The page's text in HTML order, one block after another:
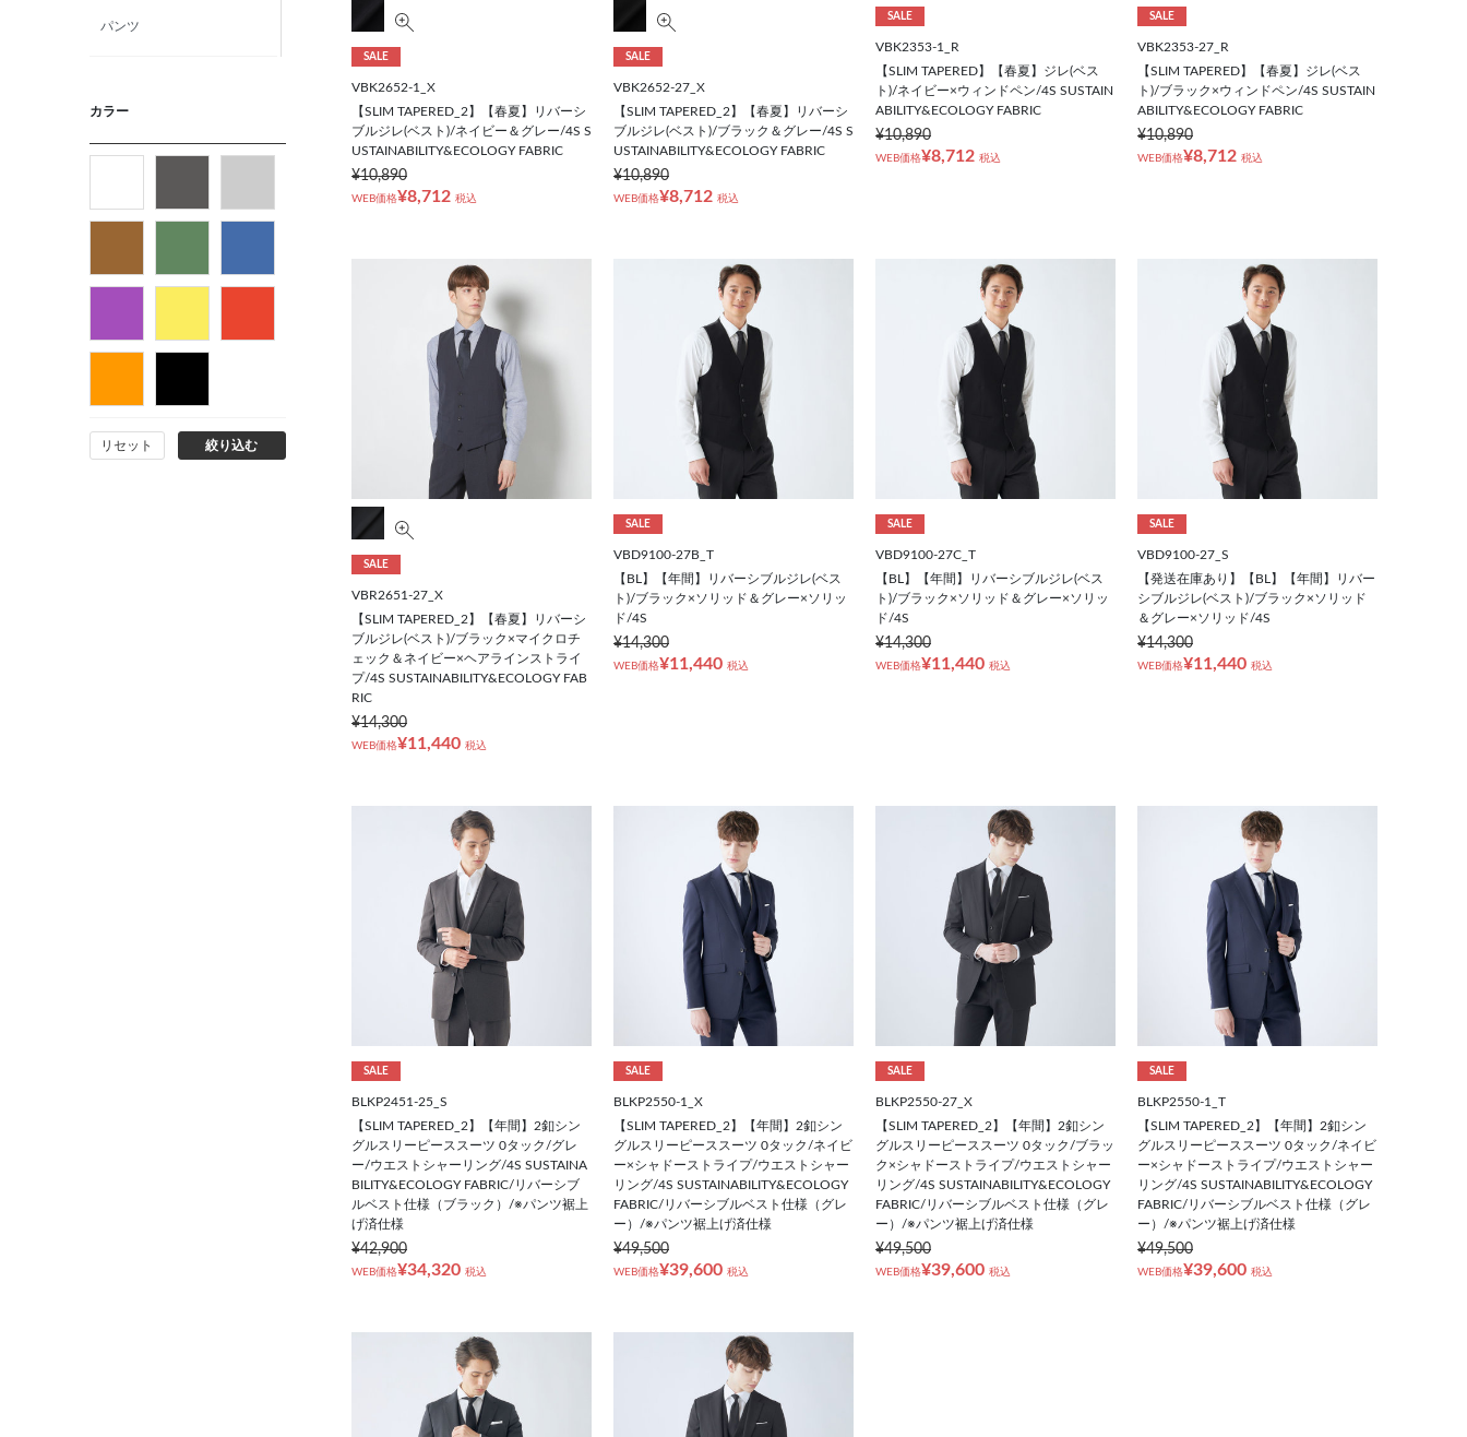
パンツ
カジュアルシャツ
フォーマルタイ
バッグ
カラー
リセット 絞り込む
SALE
VBK2652-1_X
【SLIM TAPERED_2】【春夏】リバーシ
ブルジレ(ベスト)/ネイビー＆グレー/4S S
USTAINABILITY&ECOLOGY FABRIC
¥10,890
WEB価格¥8,712 税込
SALE
VBK2652-27_X
【SLIM TAPERED_2】【春夏】リバーシ
ブルジレ(ベスト)/ブラック＆グレー/4S S
USTAINABILITY&ECOLOGY FABRIC
¥10,890
WEB価格¥8,712 税込
SALE
VBK2353-1_R
【SLIM TAPERED】【春夏】ジレ(ベス
ト)/ネイビー×ウィンドペン/4S SUSTAIN
ABILITY&ECOLOGY FABRIC
¥10,890
WEB価格¥8,712 税込
SALE
VBK2353-27_R
【SLIM TAPERED】【春夏】ジレ(ベス
ト)/ブラック×ウィンドペン/4S SUSTAIN
ABILITY&ECOLOGY FABRIC
¥10,890
WEB価格¥8,712 税込
SALE
VBR2651-27_X
【SLIM TAPERED_2】【春夏】リバーシ
ブルジレ(ベスト)/ブラック×マイクロチ
ェック＆ネイビー×ヘアラインストライ
プ/4S SUSTAINABILITY&ECOLOGY FAB
RIC
¥14,300
WEB価格¥11,440 税込
SALE
VBD9100-27B_T
【BL】【年間】リバーシブルジレ(ベス
ト)/ブラック×ソリッド＆グレー×ソリッ
ド/4S
¥14,300
WEB価格¥11,440 税込
SALE
VBD9100-27C_T
【BL】【年間】リバーシブルジレ(ベス
ト)/ブラック×ソリッド＆グレー×ソリッ
ド/4S
¥14,300
WEB価格¥11,440 税込
SALE
VBD9100-27_S
【発送在庫あり】【BL】【年間】リバー
シブルジレ(ベスト)/ブラック×ソリッド
＆グレー×ソリッド/4S
¥14,300
WEB価格¥11,440 税込
SALE
BLKP2451-25_S
【SLIM TAPERED_2】【年間】2釦シン
グルスリーピーススーツ 0タック/グレ
ー/ウエストシャーリング/4S SUSTAINA
BILITY&ECOLOGY FABRIC/リバーシブ
ルベスト仕様（ブラック）/※パンツ裾上
げ済仕様
¥42,900
WEB価格¥34,320 税込
SALE
BLKP2550-1_X
【SLIM TAPERED_2】【年間】2釦シン
グルスリーピーススーツ 0タック/ネイビ
ー×シャドーストライプ/ウエストシャー
リング/4S SUSTAINABILITY&ECOLOGY
FABRIC/リバーシブルベスト仕様（グレ
ー）/※パンツ裾上げ済仕様
¥49,500
WEB価格¥39,600 税込
SALE
BLKP2550-27_X
【SLIM TAPERED_2】【年間】2釦シン
グルスリーピーススーツ 0タック/ブラッ
ク×シャドーストライプ/ウエストシャー
リング/4S SUSTAINABILITY&ECOLOGY
FABRIC/リバーシブルベスト仕様（グレ
ー）/※パンツ裾上げ済仕様
¥49,500
WEB価格¥39,600 税込
SALE
BLKP2550-1_T
【SLIM TAPERED_2】【年間】2釦シン
グルスリーピーススーツ 0タック/ネイビ
ー×シャドーストライプ/ウエストシャー
リング/4S SUSTAINABILITY&ECOLOGY
FABRIC/リバーシブルベスト仕様（グレ
ー）/※パンツ裾上げ済仕様
¥49,500
WEB価格¥39,600 税込